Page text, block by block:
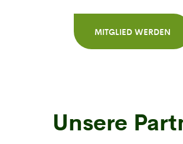
MITGLIED WERDEN
Unsere